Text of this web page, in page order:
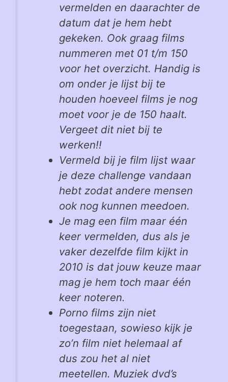
vermelden en daarachter de
datum dat je hem hebt
gekeken. Ook graag films
nummeren met 01 t/m 150
voor het overzicht. Handig is
om onder je lijst bij te
houden hoeveel films je nog
moet voor je de 150 haalt.
Vergeet dit niet bij te
werken!!
Vermeld bij je film lijst waar
je deze challenge vandaan
hebt zodat andere mensen
ook nog kunnen meedoen.
Je mag een film maar één
keer vermelden, dus als je
vaker dezelfde film kijkt in
2010 is dat jouw keuze maar
mag je hem toch maar één
keer noteren.
Porno films zijn niet
toegestaan, sowieso kijk je
zo’n film niet helemaal af
dus zou het al niet
meetellen. Muziek dvd’s